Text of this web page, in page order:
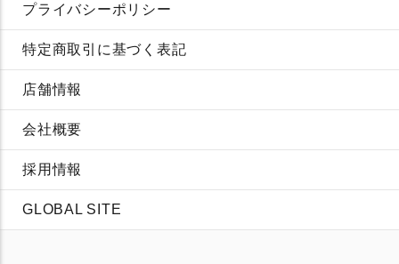
プライバシーポリシー
特定商取引に基づく表記
店舗情報
会社概要
採用情報
GLOBAL SITE